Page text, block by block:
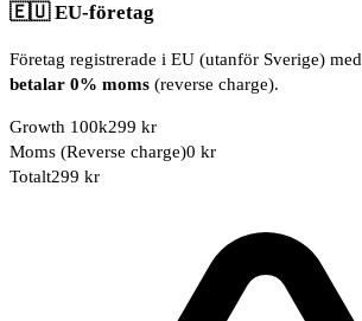
🇪🇺EU-företag
Företag registrerade i EU (utanför Sverige) med
betalar 0% moms (reverse charge).
Growth 100k299 kr
Moms (Reverse charge)0 kr
Totalt299 kr